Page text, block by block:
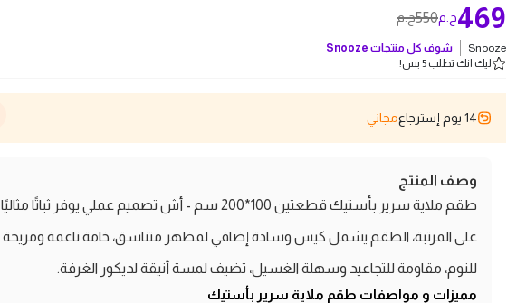
550ج.م 469ج.م
Snooze شوف كل منتجات Snooze
ليك انك تطلب 5 بس!
14 يوم إسترجاع مجاني
وصف المنتج
طقم ملاية سرير بأستيك قطعتين 100*200 سم - أش تصميم عملي يوفر ثباتًا مثاليًا
على المرتبة، الطقم يشمل كيس وسادة إضافي لمظهر متناسق، خامة ناعمة ومريحة
للنوم، مقاومة للتجاعيد وسهلة الغسيل، تضيف لمسة أنيقة لديكور الغرفة.
مميزات و مواصفات طقم ملاية سرير بأستيك